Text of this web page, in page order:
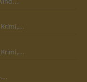
Krimi,…
Krimi,…